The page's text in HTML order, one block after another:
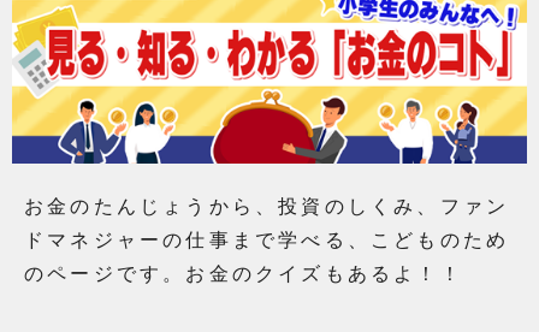
お金のたんじょうから、投資のしくみ、ファン
ドマネジャーの仕事まで学べる、こどものため
のページです。お金のクイズもあるよ！！